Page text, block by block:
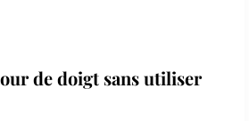
de doigt sans utiliser